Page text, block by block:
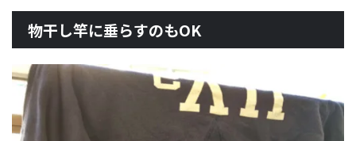
物干し竿に垂らすのもOK